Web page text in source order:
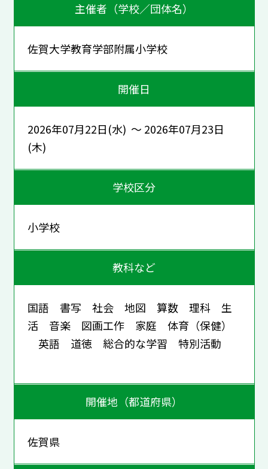
主催者（学校／団体名）
佐賀大学教育学部附属小学校
開催日
2026年07月22日(水) ～ 2026年07月23日
(木)
学校区分
小学校
教科など
国語 書写 社会 地図 算数 理科 生
活 音楽 図画工作 家庭 体育（保健）
英語 道徳 総合的な学習 特別活動
開催地（都道府県）
佐賀県